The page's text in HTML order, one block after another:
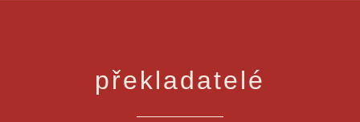
překladatelé